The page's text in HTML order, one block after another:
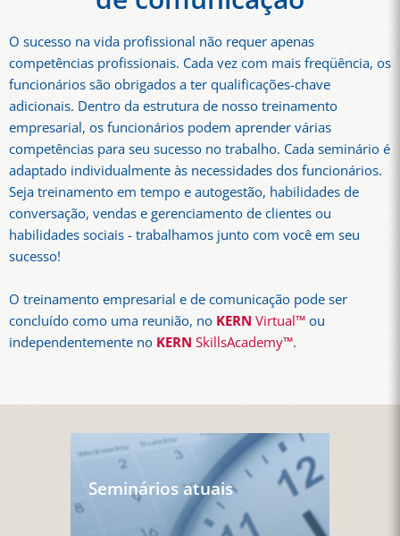
O sucesso na vida profissional não requer apenas
competências profissionais. Cada vez com mais freqüência, os
funcionários são obrigados a ter qualificações-chave
adicionais. Dentro da estrutura de nosso treinamento
empresarial, os funcionários podem aprender várias
competências para seu sucesso no trabalho. Cada seminário é
adaptado individualmente às necessidades dos funcionários.
Seja treinamento em tempo e autogestão, habilidades de
conversação, vendas e gerenciamento de clientes ou
habilidades sociais - trabalhamos junto com você em seu
sucesso!
O treinamento empresarial e de comunicação pode ser
concluído como uma reunião, no KERN Virtual™ou
independentemente no KERN SkillsAcademy™.
Seminários atuais